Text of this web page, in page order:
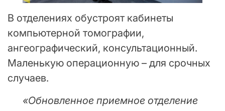
В отделениях обустроят кабинеты
компьютерной томографии,
ангеографический, консультационный.
Маленькую операционную – для срочных
случаев.
«Обновленное приемное отделение